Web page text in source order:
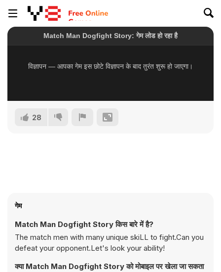
28
गेम
Match Man Dogfight Story किस बारे में है?
The match men with many unique skiLL to fight.Can you
defeat your opponent.Let's look your ability!
क्या Match Man Dogfight Story को मोबाइल पर खेला जा सकता